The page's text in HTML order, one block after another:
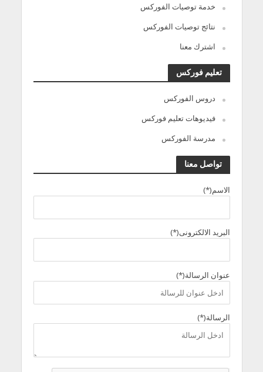
خدمة توصيات الفوركس
نتائج توصيات الفوركس
اشترك معنا
تعليم فوركس
دروس الفوركس
فيديوهات تعليم فوركس
مدرسة الفوركس
تواصل معنا
الاسم(*)
البريد الالكترونى(*)
عنوان الرسالة(*)
الرسالة(*)